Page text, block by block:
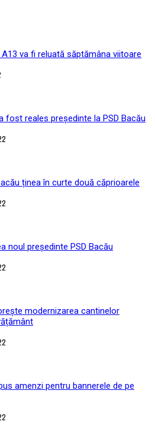
va fi reluată săptămâna viitoare
fost reales președinte la PSD Bacău
ținea în curte două căprioarele
noul președinte PSD Bacău
modernizarea cantinelor
amenzi pentru bannerele de pe